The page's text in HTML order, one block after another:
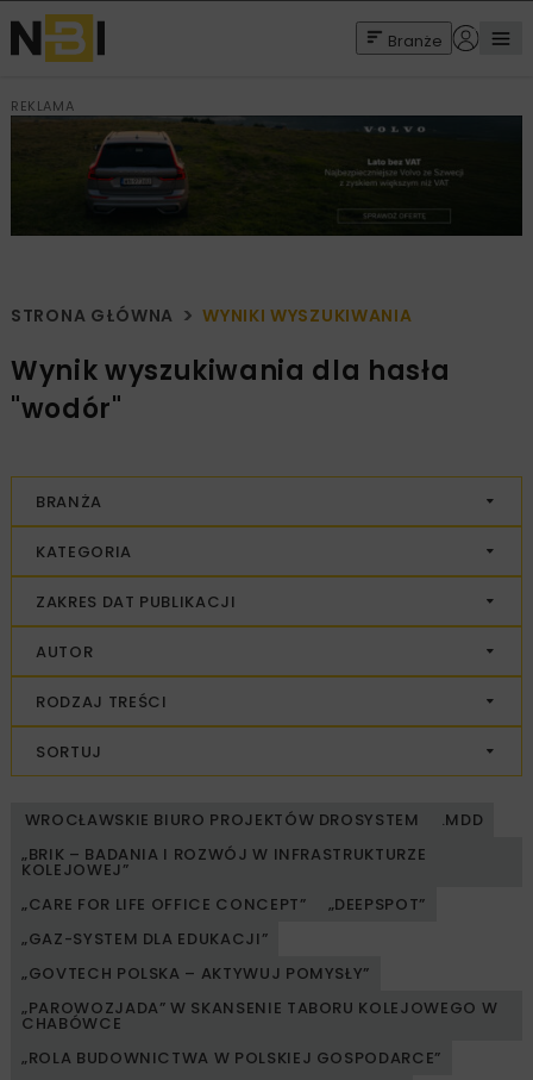
Branże
REKLAMA
STRONA GŁÓWNA WYNIKI WYSZUKIWANIA
Wynik wyszukiwania dla hasła
"wodór"
BRANŻA
KATEGORIA
ZAKRES DAT PUBLIKACJI
AUTOR
RODZAJ TREŚCI
SORTUJ
WROCŁAWSKIE BIURO PROJEKTÓW DROSYSTEM
.MDD
„BRIK – BADANIA I ROZWÓJ W INFRASTRUKTURZE
KOLEJOWEJ”
„CARE FOR LIFE OFFICE CONCEPT”
„DEEPSPOT”
„GAZ-SYSTEM DLA EDUKACJI”
„GOVTECH POLSKA – AKTYWUJ POMYSŁY”
„PAROWOZJADA” W SKANSENIE TABORU KOLEJOWEGO W
CHABÓWCE
„ROLA BUDOWNICTWA W POLSKIEJ GOSPODARCE”